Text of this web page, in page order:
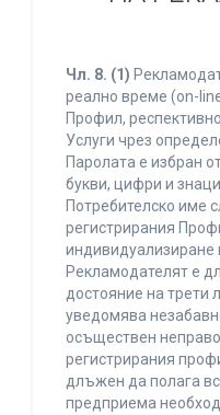
Чл. 8. (1)
реално време (on-
Профил,
Услуги чрез
Паролата е избран
букви, цифри и
Потребителско име
регистрирания
индивидуализиране
Рекламодателят е
достояние на трети
уведомява
осъществен
регистрирания
длъжен да полага
предприема